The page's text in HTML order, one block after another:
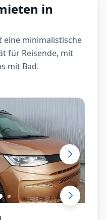
in
eine minimalistische
für Reisende, mit
mit Bad.